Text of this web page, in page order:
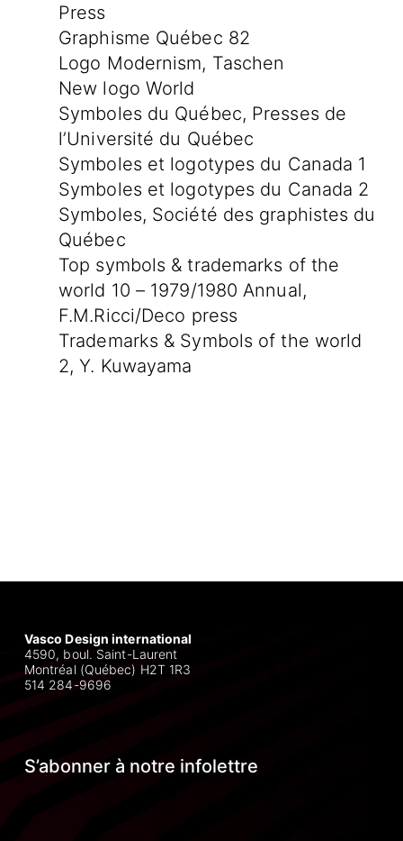
Press
Graphisme Québec 82
Logo Modernism, Taschen
New logo World
Symboles du Québec, Presses de
l’Université du Québec
Symboles et logotypes du Canada 1
Symboles et logotypes du Canada 2
Symboles, Société des graphistes du
Québec
Top symbols & trademarks of the
world 10 – 1979/1980 Annual,
F.M.Ricci/Deco press
Trademarks & Symbols of the world
2, Y. Kuwayama
Vasco Design international
4590, boul. Saint-Laurent
Montréal (Québec) H2T 1R3
514 284-9696
S’abonner à notre infolettre